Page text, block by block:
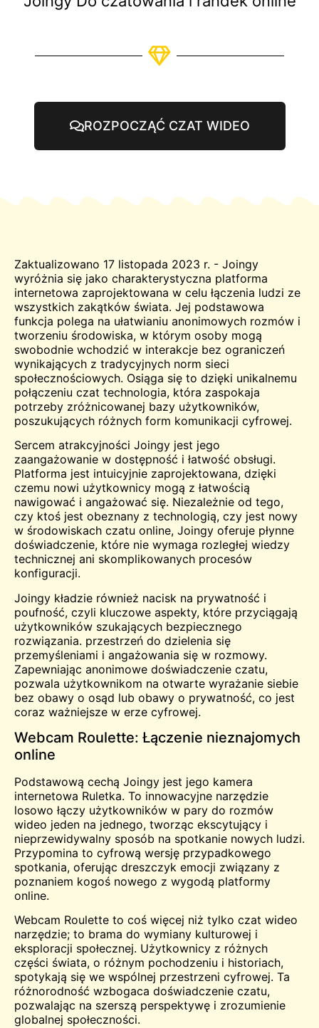
ROZPOCZĄĆ CZAT WIDEO
Zaktualizowano 17 listopada 2023 r. - Joingy
wyróżnia się jako charakterystyczna platforma
internetowa zaprojektowana w celu łączenia ludzi ze
wszystkich zakątków świata. Jej podstawowa
funkcja polega na ułatwianiu anonimowych rozmów i
tworzeniu środowiska, w którym osoby mogą
swobodnie wchodzić w interakcje bez ograniczeń
wynikających z tradycyjnych norm sieci
społecznościowych. Osiąga się to dzięki unikalnemu
połączeniu czat technologia, która zaspokaja
potrzeby zróżnicowanej bazy użytkowników,
poszukujących różnych form komunikacji cyfrowej.
Sercem atrakcyjności Joingy jest jego
zaangażowanie w dostępność i łatwość obsługi.
Platforma jest intuicyjnie zaprojektowana, dzięki
czemu nowi użytkownicy mogą z łatwością
nawigować i angażować się. Niezależnie od tego,
czy ktoś jest obeznany z technologią, czy jest nowy
w środowiskach czatu online, Joingy oferuje płynne
doświadczenie, które nie wymaga rozległej wiedzy
technicznej ani skomplikowanych procesów
konfiguracji.
Joingy kładzie również nacisk na prywatność i
poufność, czyli kluczowe aspekty, które przyciągają
użytkowników szukających bezpiecznego
rozwiązania. przestrzeń do dzielenia się
przemyśleniami i angażowania się w rozmowy.
Zapewniając anonimowe doświadczenie czatu,
pozwala użytkownikom na otwarte wyrażanie siebie
bez obawy o osąd lub obawy o prywatność, co jest
coraz ważniejsze w erze cyfrowej.
Webcam Roulette: Łączenie nieznajomych
online
Podstawową cechą Joingy jest jego kamera
internetowa Ruletka. To innowacyjne narzędzie
losowo łączy użytkowników w pary do rozmów
wideo jeden na jednego, tworząc ekscytujący i
nieprzewidywalny sposób na spotkanie nowych ludzi.
Przypomina to cyfrową wersję przypadkowego
spotkania, oferując dreszczyk emocji związany z
poznaniem kogoś nowego z wygodą platformy
online.
Webcam Roulette to coś więcej niż tylko czat wideo
narzędzie; to brama do wymiany kulturowej i
eksploracji społecznej. Użytkownicy z różnych
części świata, o różnym pochodzeniu i historiach,
spotykają się we wspólnej przestrzeni cyfrowej. Ta
różnorodność wzbogaca doświadczenie czatu,
pozwalając na szerszą perspektywę i zrozumienie
globalnej społeczności.